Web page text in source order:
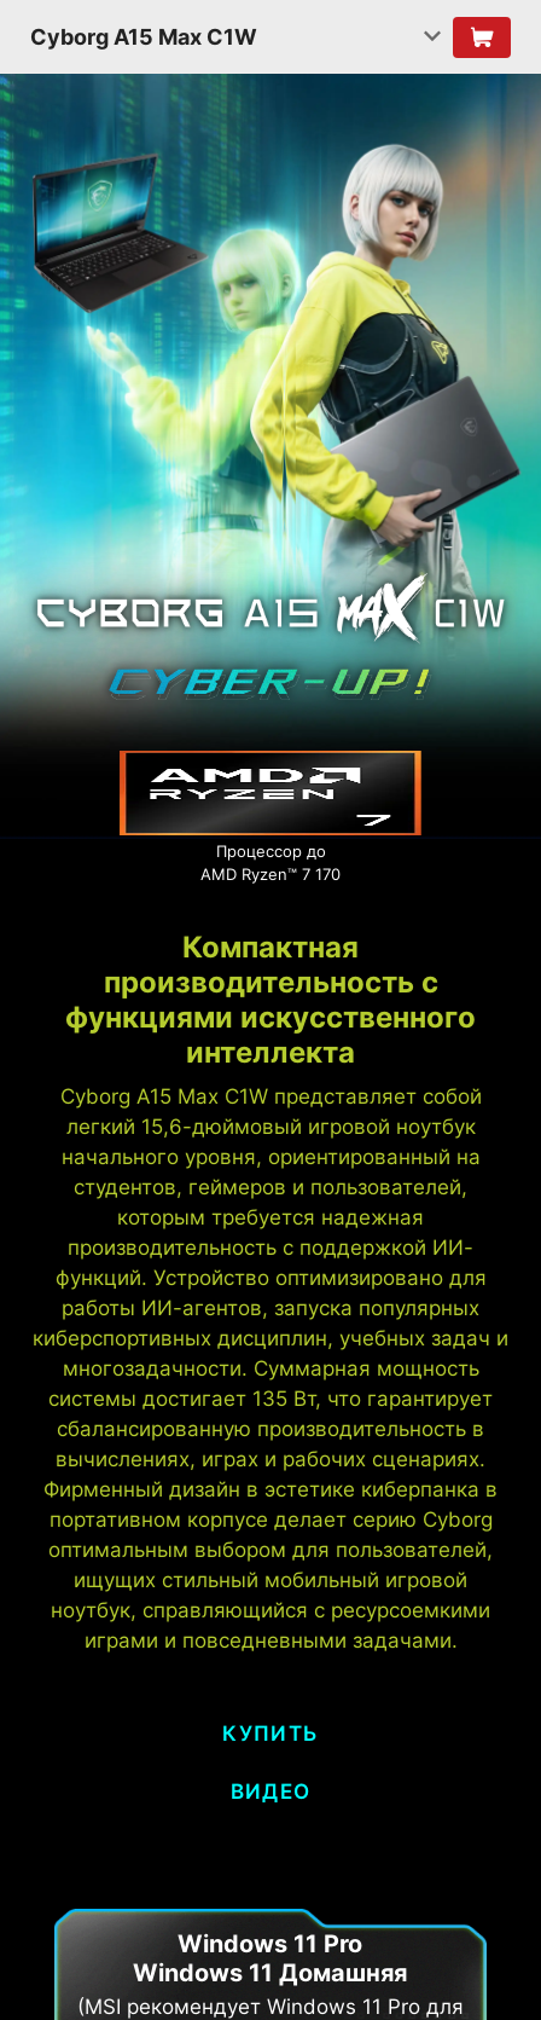
Cyborg A15 Max C1W
Процессор до
AMD Ryzen™ 7 170
Компактная
производительность с
функциями искусственного
интеллекта
Cyborg A15 Max C1W представляет собой
легкий 15,6-дюймовый игровой ноутбук
начального уровня, ориентированный на
студентов, геймеров и пользователей,
которым требуется надежная
производительность с поддержкой ИИ-
функций. Устройство оптимизировано для
работы ИИ-агентов, запуска популярных
киберспортивных дисциплин, учебных задач и
многозадачности. Суммарная мощность
системы достигает 135 Вт, что гарантирует
сбалансированную производительность в
вычислениях, играх и рабочих сценариях.
Фирменный дизайн в эстетике киберпанка в
портативном корпусе делает серию Cyborg
оптимальным выбором для пользователей,
ищущих стильный мобильный игровой
ноутбук, справляющийся с ресурсоемкими
играми и повседневными задачами.
КУПИТЬ
ВИДЕО
Windows 11 Pro
Windows 11 Домашняя
(MSI рекомендует Windows 11 Pro для